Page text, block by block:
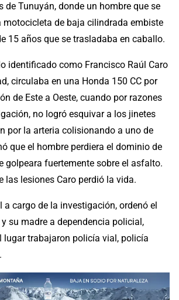
de Tunuyán, donde un hombre que se
motocicleta de baja cilindrada embiste
15 años que se trasladaba en caballo.
identificado como Francisco Raúl Caro
circulaba en una Honda 150 CC por
de Este a Oeste, cuando por razones
no logró esquivar a los jinetes
por la arteria colisionando a uno de
que el hombre perdiera el dominio de
golpeara fuertemente sobre el asfalto.
las lesiones Caro perdió la vida.
a cargo de la investigación, ordenó el
su madre a dependencia policial,
lugar trabajaron policía vial, policía